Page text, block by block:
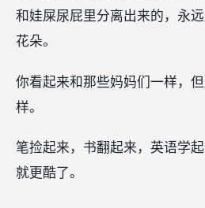
和娃屎尿屁里分离出来的，永
花朵。
你看起来和那些妈妈们一样，
样。
笔捡起来，书翻起来，英语学
就更酷了。